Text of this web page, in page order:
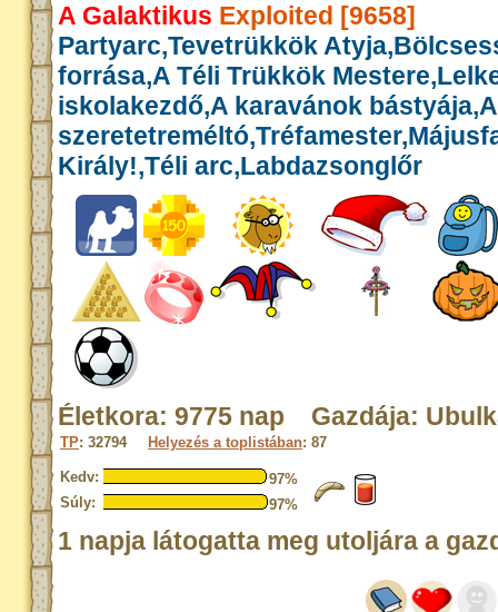
A Galaktikus Exploited [9658]
Partyarc,Tevetrükkök
forrása,A Téli Trükkök
iskolakezdő,A karavánok bástyája,A
Király!,Téli arc,Labdazsonglőr
Életkora: 9775 nap Gazdája:
TP: 32794 Helyezés a toplistában: 87
Kedv:
97%
Súly:
97%
1 napja látogatta meg utoljára a